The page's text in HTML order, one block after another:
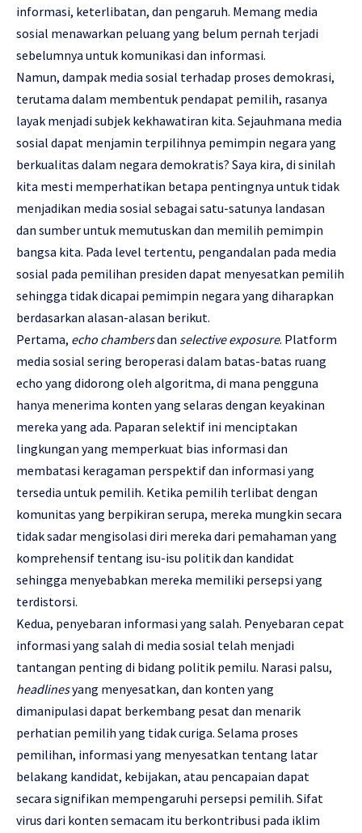
informasi, keterlibatan, dan pengaruh. Memang media
sosial menawarkan peluang yang belum pernah terjadi
sebelumnya untuk komunikasi dan informasi.
Namun, dampak media sosial terhadap proses demokrasi,
terutama dalam membentuk pendapat pemilih, rasanya
layak menjadi subjek kekhawatiran kita. Sejauhmana media
sosial dapat menjamin terpilihnya pemimpin negara yang
berkualitas dalam negara demokratis? Saya kira, di sinilah
kita mesti memperhatikan betapa pentingnya untuk tidak
menjadikan media sosial sebagai satu-satunya landasan
dan sumber untuk memutuskan dan memilih pemimpin
bangsa kita. Pada level tertentu, pengandalan pada media
sosial pada pemilihan presiden dapat menyesatkan pemilih
sehingga tidak dicapai pemimpin negara yang diharapkan
berdasarkan alasan-alasan berikut.
Pertama, echo chambersdan selective exposure. Platform
media sosial sering beroperasi dalam batas-batas ruang
echo yang didorong oleh algoritma, di mana pengguna
hanya menerima konten yang selaras dengan keyakinan
mereka yang ada. Paparan selektif ini menciptakan
lingkungan yang memperkuat bias informasi dan
membatasi keragaman perspektif dan informasi yang
tersedia untuk pemilih. Ketika pemilih terlibat dengan
komunitas yang berpikiran serupa, mereka mungkin secara
tidak sadar mengisolasi diri mereka dari pemahaman yang
komprehensif tentang isu-isu politik dan kandidat
sehingga menyebabkan mereka memiliki persepsi yang
terdistorsi.
Kedua, penyebaran informasi yang salah. Penyebaran cepat
informasi yang salah di media sosial telah menjadi
tantangan penting di bidang politik pemilu. Narasi palsu,
headlinesyang menyesatkan, dan konten yang
dimanipulasi dapat berkembang pesat dan menarik
perhatian pemilih yang tidak curiga. Selama proses
pemilihan, informasi yang menyesatkan tentang latar
belakang kandidat, kebijakan, atau pencapaian dapat
secara signifikan mempengaruhi persepsi pemilih. Sifat
virus dari konten semacam itu berkontribusi pada iklim